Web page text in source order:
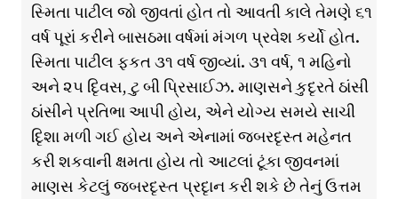
સ્મિતા પાટીલ જો જીવતાં હોત તો આવતી કાલે તેમણે ૬૧
વર્ષ પૂરાં કરીને બાસઠમા વર્ષમાં મંગળ પ્રવેશ કર્યો હોત.
સ્મિતા પાટીલ ફકત ૩૧ વર્ષ જીવ્યાં. ૩૧ વર્ષ, ૧ મહિનો
અને ૨૫ દિૃવસ, ટુ બી પ્રિસાઈઝ. માણસને કુદૃરતે ઠાંસી
ઠાંસીને પ્રતિભા આપી હોય, એને યોગ્ય સમયે સાચી
દિૃશા મળી ગઈ હોય અને એનામાં જબરદૃસ્ત મહેનત
કરી શકવાની ક્ષમતા હોય તો આટલાં ટૂંકા જીવનમાં
માણસ કેટલું જબરદૃસ્ત પ્રદૃાન કરી શકે છે તેનું ઉત્તમ